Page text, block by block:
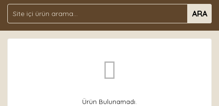
ARA
Ürün Bulunamadı.